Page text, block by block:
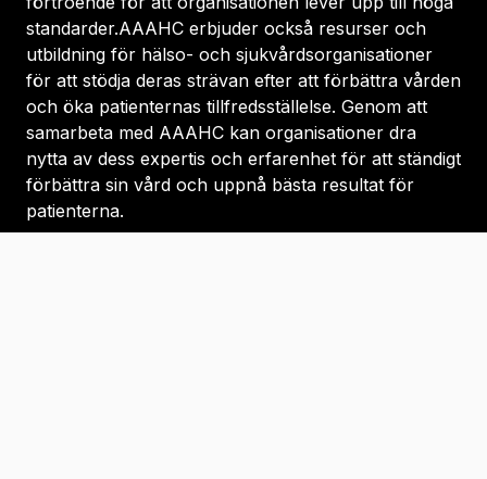
standarder.AAAHC erbjuder också resurser och
utbildning för hälso- och sjukvårdsorganisationer
för att stödja deras strävan efter att förbättra vården
och öka patienternas tillfredsställelse. Genom att
samarbeta med AAAHC kan organisationer dra
nytta av dess expertis och erfarenhet för att ständigt
förbättra sin vård och uppnå bästa resultat för
patienterna.